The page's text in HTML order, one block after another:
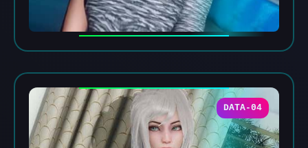
DATA-04